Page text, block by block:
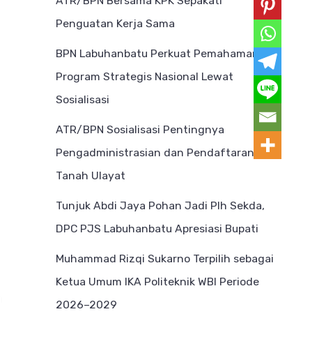
Penguatan Kerja Sama
BPN Labuhanbatu Perkuat Pemahaman
Program Strategis Nasional Lewat
Sosialisasi
ATR/BPN Sosialisasi Pentingnya
Pengadministrasian dan Pendaftaran
Tanah Ulayat
Tunjuk Abdi Jaya Pohan Jadi Plh Sekda,
DPC PJS Labuhanbatu Apresiasi Bupati
Muhammad Rizqi Sukarno Terpilih sebagai
Ketua Umum IKA Politeknik WBI Periode
2026–2029